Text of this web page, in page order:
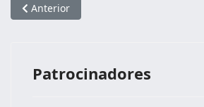
Artículo anterior: Significado de los
Anterior
Patrocinadores